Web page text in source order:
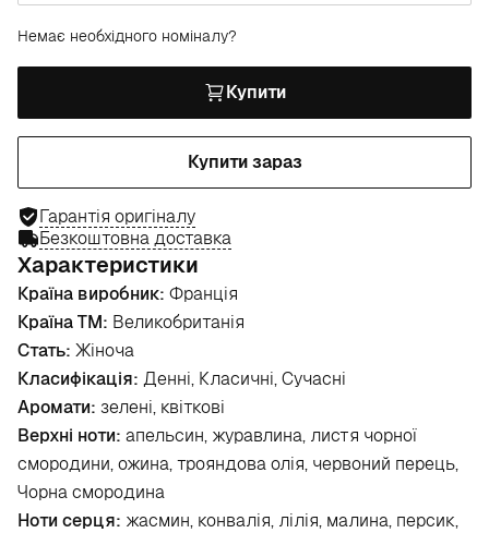
Немає необхідного номіналу?
Купити
Купити зараз
Гарантія оригіналу
Безкоштовна доставка
Характеристики
Країна виробник: Франція
Країна ТМ: Великобританія
Стать: Жіноча
Класифікація: Денні, Класичні, Сучасні
Аромати: зелені, квіткові
Верхні ноти: апельсин, журавлина, листя чорної
смородини, ожина, трояндова олія, червоний перець,
Чорна смородина
Ноти серця: жасмин, конвалія, лілія, малина, персик,